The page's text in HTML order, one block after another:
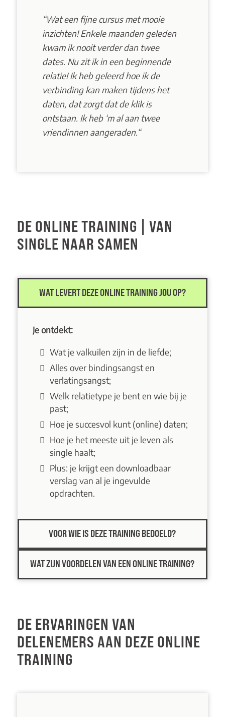
“Wat een fijne cursus met mooie
inzichten! Enkele maanden geleden
kwam ik nooit verder dan twee
dates. Nu zit ik in een beginnende
relatie! Ik heb geleerd hoe ik de
verbinding kan maken tijdens het
daten, dat zorgt dat de klik is
ontstaan. Ik heb ‘m al aan twee
vriendinnen aangeraden.“
DE ONLINE TRAINING | VAN
SINGLE NAAR SAMEN
WAT LEVERT DEZE ONLINE TRAINING JOU OP?
Je ontdekt:
Wat je valkuilen zijn in de liefde;
Alles over bindingsangst en
verlatingsangst;
Welk relatietype je bent en wie bij je
past;
Hoe je succesvol kunt (online) daten;
Hoe je het meeste uit je leven als
single haalt;
Plus: je krijgt een downloadbaar
verslag van al je ingevulde
opdrachten.
VOOR WIE IS DEZE TRAINING BEDOELD?
WAT ZIJN VOORDELEN VAN EEN ONLINE TRAINING?
DE ERVARINGEN VAN
DELENEMERS AAN DEZE ONLINE
TRAINING